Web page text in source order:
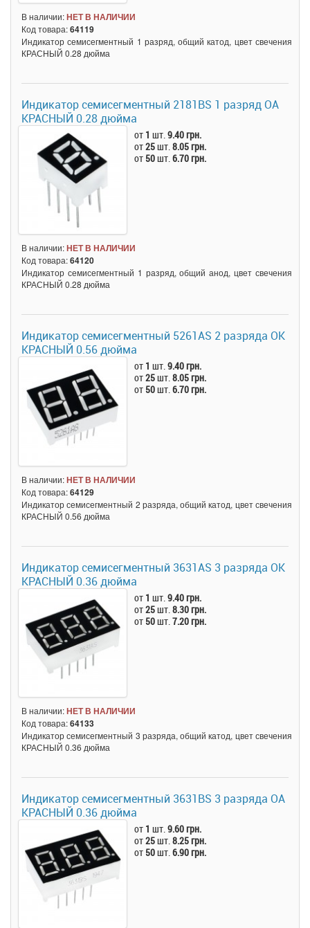
В наличии:НЕТ В НАЛИЧИИ
Код товара:64119
Индикатор семисегментный 1 разряд, общий катод, цвет свечения
КРАСНЫЙ 0.28 дюйма
Индикатор семисегментный 2181BS 1 разряд ОА
КРАСНЫЙ 0.28 дюйма
от 1 шт.9.40 грн.
от25шт.8.05 грн.
от 50шт.6.70 грн.
В наличии:НЕТ В НАЛИЧИИ
Код товара:64120
Индикатор семисегментный 1 разряд, общий анод, цвет свечения
КРАСНЫЙ 0.28 дюйма
Индикатор семисегментный 5261AS 2 разряда ОК
КРАСНЫЙ 0.56 дюйма
от 1 шт.9.40 грн.
от25шт.8.05 грн.
от 50шт.6.70 грн.
В наличии:НЕТ В НАЛИЧИИ
Код товара:64129
Индикатор семисегментный 2 разряда, общий катод, цвет свечения
КРАСНЫЙ 0.56 дюйма
Индикатор семисегментный 3631AS 3 разряда ОК
КРАСНЫЙ 0.36 дюйма
от 1 шт.9.40 грн.
от25шт.8.30 грн.
от 50шт.7.20 грн.
В наличии:НЕТ В НАЛИЧИИ
Код товара:64133
Индикатор семисегментный 3 разряда, общий катод, цвет свечения
КРАСНЫЙ 0.36 дюйма
Индикатор семисегментный 3631BS 3 разряда ОА
КРАСНЫЙ 0.36 дюйма
от 1 шт.9.60 грн.
от25шт.8.25 грн.
от 50шт.6.90 грн.